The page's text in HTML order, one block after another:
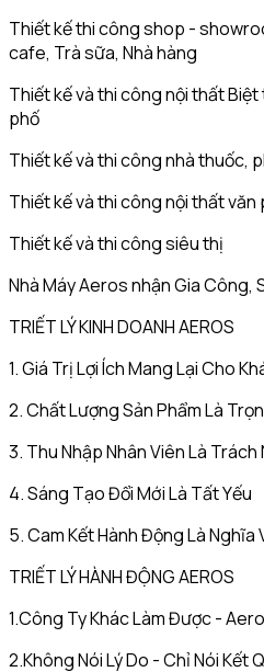
Thiết kế thi công shop -
cafe, Trà sữa, Nhà hàng
Thiết kế và thi công nội thất
phố
Thiết kế và thi công nhà thuốc,
Thiết kế và thi công nội thất văn
Thiết kế và thi công siêu thị
Nhà Máy Aeros nhận Gia Công,
TRIẾT LÝ KINH DOANH AEROS
1. Giá Trị Lợi Ích Mang Lại Cho
2. Chất Lượng Sản Phẩm Là
3. Thu Nhập Nhân Viên Là Trách
4. Sáng Tạo Đổi Mới Là Tất Yếu
5. Cam Kết Hành Động Là Nghĩa
TRIẾT LÝ HÀNH ĐỘNG AEROS
1.Công Ty Khác Làm Được -
2.Không Nói Lý Do - Chỉ Nói Kết